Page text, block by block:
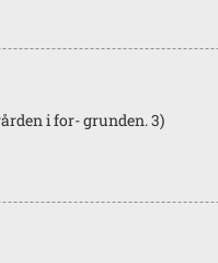
i for- grunden. 3)